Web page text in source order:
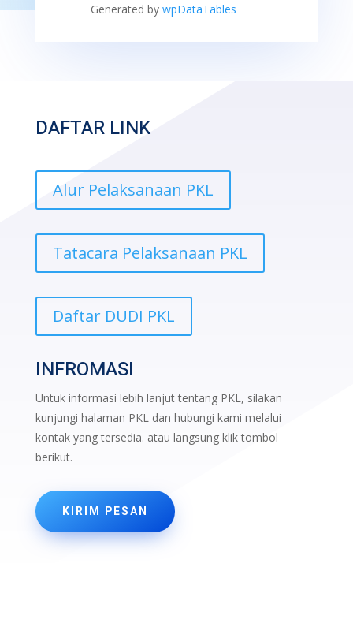
Generated by wpDataTables
DAFTAR LINK
Alur Pelaksanaan PKL
Tatacara Pelaksanaan PKL
Daftar DUDI PKL
INFROMASI
Untuk informasi lebih lanjut tentang PKL, silakan
kunjungi halaman PKL dan hubungi kami melalui
kontak yang tersedia. atau langsung klik tombol
berikut.
KIRIM PESAN